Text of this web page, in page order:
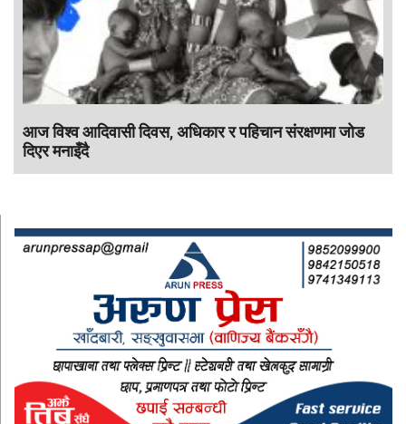
आज विश्व आदिवासी दिवस, अधिकार र पहिचान संरक्षणमा जोड
दिएर मनाइँदै